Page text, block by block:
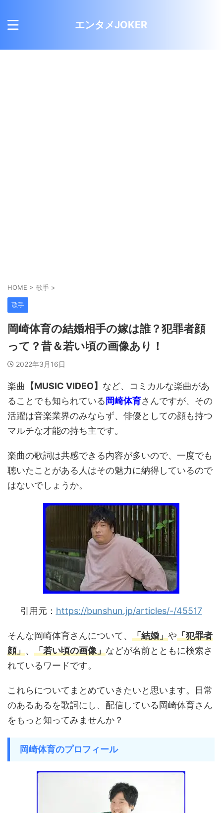
エンタメJOKER
HOME > 歌手 >
歌手
岡崎体育の結婚相手の嫁は誰？犯罪者顔
って？昔＆若い頃の画像あり！
2022年3月16日
楽曲 【MUSIC VIDEO】 など、コミカルな楽曲があ
ることでも知られている 岡崎体育さんですが、その
活躍は音楽業界のみならず、俳優としての顔も持つ
マルチな才能の持ち主です。
楽曲の歌詞は共感できる内容が多いので、一度でも
聴いたことがある人はその魅力に納得しているので
はないでしょうか。
引用元： https://bunshun.jp/articles/-/45517
そんな岡崎体育さんについて、 「結婚」や「犯罪者
顔」、 「若い頃の画像」などが名前とともに検索さ
れているワードです。
これらについてまとめていきたいと思います。日常
のあるあるを歌詞にし、配信している岡崎体育さん
をもっと知ってみませんか？
岡崎体育のプロフィール